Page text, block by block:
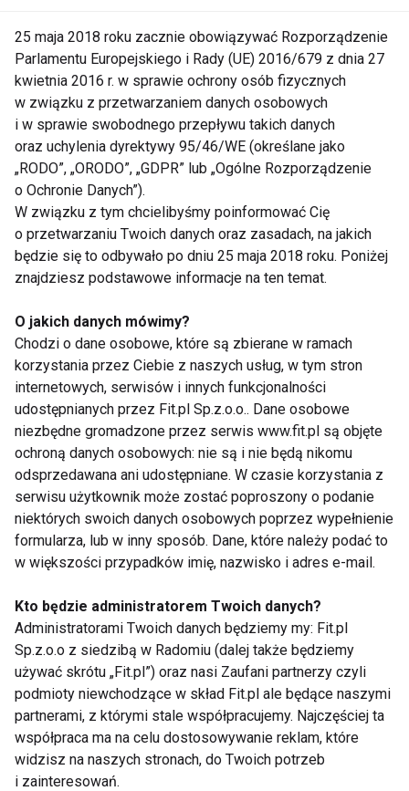
potrawy, które smakują wyśmienicie, a są zdrowe i
fit. Pamiętaj też o odpowiedniej suplementacji, która
nie tylko wyrówna niedobory witamin, ale także
wspomoże skuteczność wysiłków żywieniowych i
treningowych. „Odżywka białkowa spożywana po
treningu pomoże dostarczyć organizmowi właściwą
ilość białka potrzebnego do budowania tkanki
mięśniowej. BCAA, czyli aminokwasy rozgałęzione
przyjmowane po treningu pomogą przyspieszyć
regenerację i zmniejszyć tzw. „zakwasy”. Sięgając
organizm przed katabolizmem, czyli rozpadem
mięśni. Trenując potrzebujemy witamin i minerałów
(np. magnez). A żeby uniknąć jesiennej depresji i
zniechęcenia pamiętaj też o dostarczeniu
odpowiedniej dawki witaminy D. Wbrew pozorom ona
również ma wpływ na motywacje ponieważ wpływa
na nasze samopoczucie.” – wylicza Ilona Wilk.
To jakiej suplementacji potrzebujesz zależy od
twoich celów treningowych, dlatego warto zasięgnąć
w tej tematyce porady trenera lub osoby, która się na
tym zna.
Regeneracja
Wracając na siłownię nie zapominaj również o
regeneracji. Odpoczynek podczas cyklów
treningowych jest równie ważny. Po wakacyjnej
przerwie nie wykonuj od razu 5 treningów w
tygodniu. Zacznij od 3, co drugi dzień w taki sposób,
25 maja 2018 roku zacznie obowiązywać Rozporządzenie
Parlamentu Europejskiego i Rady (UE) 2016/679 z dnia 27
kwietnia 2016 r. w sprawie ochrony osób fizycznych
w związku z przetwarzaniem danych osobowych
i w sprawie swobodnego przepływu takich danych
oraz uchylenia dyrektywy 95/46/WE (określane jako
„RODO”, „ORODO”, „GDPR” lub „Ogólne Rozporządzenie
o Ochronie Danych”).
W związku z tym chcielibyśmy poinformować Cię
o przetwarzaniu Twoich danych oraz zasadach, na jakich
będzie się to odbywało po dniu 25 maja 2018 roku. Poniżej
znajdziesz podstawowe informacje na ten temat.
O jakich danych mówimy?
Chodzi o dane osobowe, które są zbierane w ramach
korzystania przez Ciebie z naszych usług, w tym stron
internetowych, serwisów i innych funkcjonalności
udostępnianych przez Fit.pl Sp.z.o.o.. Dane osobowe
niezbędne gromadzone przez serwis www.fit.pl są objęte
ochroną danych osobowych: nie są i nie będą nikomu
odsprzedawana ani udostępniane. W czasie korzystania z
serwisu użytkownik może zostać poproszony o podanie
niektórych swoich danych osobowych poprzez wypełnienie
formularza, lub w inny sposób. Dane, które należy podać to
w większości przypadków imię, nazwisko i adres e-mail.
Kto będzie administratorem Twoich danych?
Administratorami Twoich danych będziemy my: Fit.pl
Sp.z.o.o z siedzibą w Radomiu (dalej także będziemy
używać skrótu „Fit.pl”) oraz nasi Zaufani partnerzy czyli
podmioty niewchodzące w skład Fit.pl ale będące naszymi
partnerami, z którymi stale współpracujemy. Najczęściej ta
współpraca ma na celu dostosowywanie reklam, które
widzisz na naszych stronach, do Twoich potrzeb
i zainteresowań.